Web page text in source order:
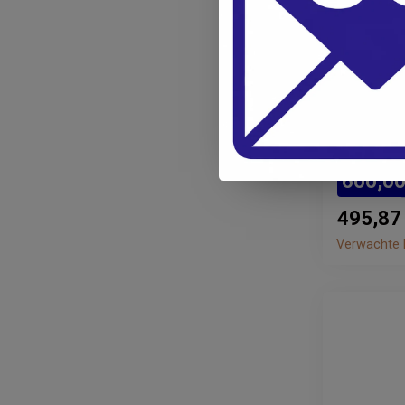
3B
Torso
14 delig
600,00
495,87
Verwachte